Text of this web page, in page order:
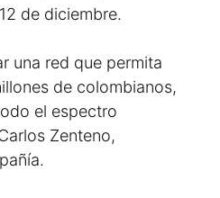
de diciembre.
una red que permita
de colombianos,
el espectro
Zenteno,